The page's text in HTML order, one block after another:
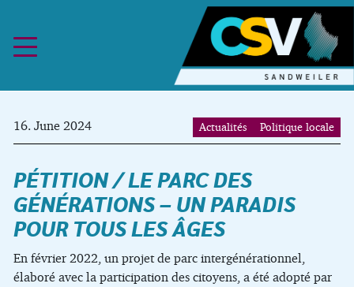
PÉTITION / LE PARC DES
GÉNÉRATIONS – UN PARADIS
POUR TOUS LES ÂGES
16. June 2024 Actualités Politique locale
En février 2022, un projet de parc intergénérationnel,
élaboré avec la participation des citoyens, a été adopté par